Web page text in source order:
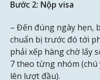
Bước 2: Nộp visa
– Đến đúng ngày hẹn,
chuẩn bị trước đó tới
phải xếp hàng chờ lấy
7 theo từng nhóm (chú
lên lượt đầu).